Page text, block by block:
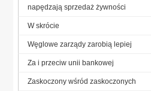
napędzają sprzedaż żywności
W skrócie
Węglowe zarządy zarobią lepiej
Za i przeciw unii bankowej
Zaskoczony wśród zaskoczonych